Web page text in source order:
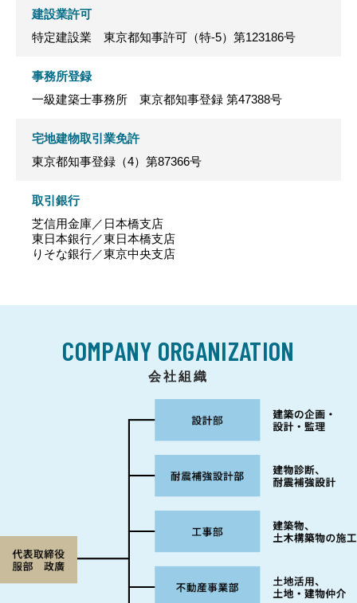
建設業許可
特定建設業 東京都知事許可（特-5）第123186号
事務所登録
一級建築士事務所 東京都知事登録 第47388号
宅地建物取引業免許
東京都知事登録（4）第87366号
取引銀行
芝信用金庫／日本橋支店
東日本銀行／東日本橋支店
りそな銀行／東京中央支店
COMPANY ORGANIZATION
会社組織